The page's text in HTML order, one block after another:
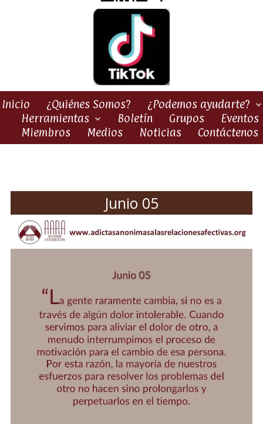
Inicio ¿Quiénes Somos?
¿Podemos ayudarte?
Herramientas
Boletín Grupos
Eventos
Miembros
Medios Noticias Contáctenos
Junio 05